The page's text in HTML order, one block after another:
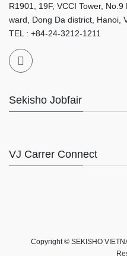
R1901, 19F, VCCI Tower,
ward, Dong Da district, Hanoi,
TEL : +84-24-3212-1211
Sekisho Jobfair
VJ Carrer Connect
Copyright © SEKISHO